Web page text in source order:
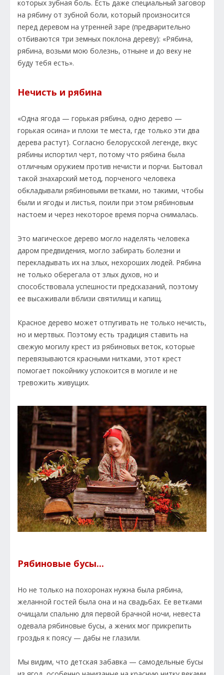
которых зубная боль. Есть даже специальный заговор
на рябину от зубной боли, который произносится
перед деревом на утренней заре (предварительно
отбиваются три земных поклона дереву): «Рябина,
рябина, возьми мою болезнь, отныне и до веку не
буду тебя есть».
Нечисть и рябина
«Одна ягода — горькая рябина, одно дерево —
горькая осина» и плохи те места, где только эти два
дерева растут). Согласно белорусской легенде, вкус
рябины испортил черт, потому что рябина была
отличным оружием против нечисти и порчи. Бытовал
такой знахарский метод, порченого человека
обкладывали рябиновыми ветками, но такими, чтобы
были и ягоды и листья, поили при этом рябиновым
настоем и через некоторое время порча снималась.
Это магическое дерево могло наделять человека
даром предвидения, могло забирать болезни и
перекладывать их на злых, нехороших людей. Рябина
не только оберегала от злых духов, но и
способствовала успешности предсказаний, поэтому
ее высаживали вблизи святилищ и капищ.
Красное дерево может отпугивать не только нечисть,
но и мертвых. Поэтому есть традиция ставить на
свежую могилу крест из рябиновых веток, которые
перевязываются красными нитками, этот крест
помогает покойнику успокоится в могиле и не
тревожить живущих.
Рябиновые бусы...
Но не только на похоронах нужна была рябина,
желанной гостей была она и на свадьбах. Ее ветками
очищали спальню для первой брачной ночи, невеста
одевала рябиновые бусы, а жених мог прикрепить
гроздья к поясу — дабы не глазили.
Мы видим, что детская забавка — самодельные бусы